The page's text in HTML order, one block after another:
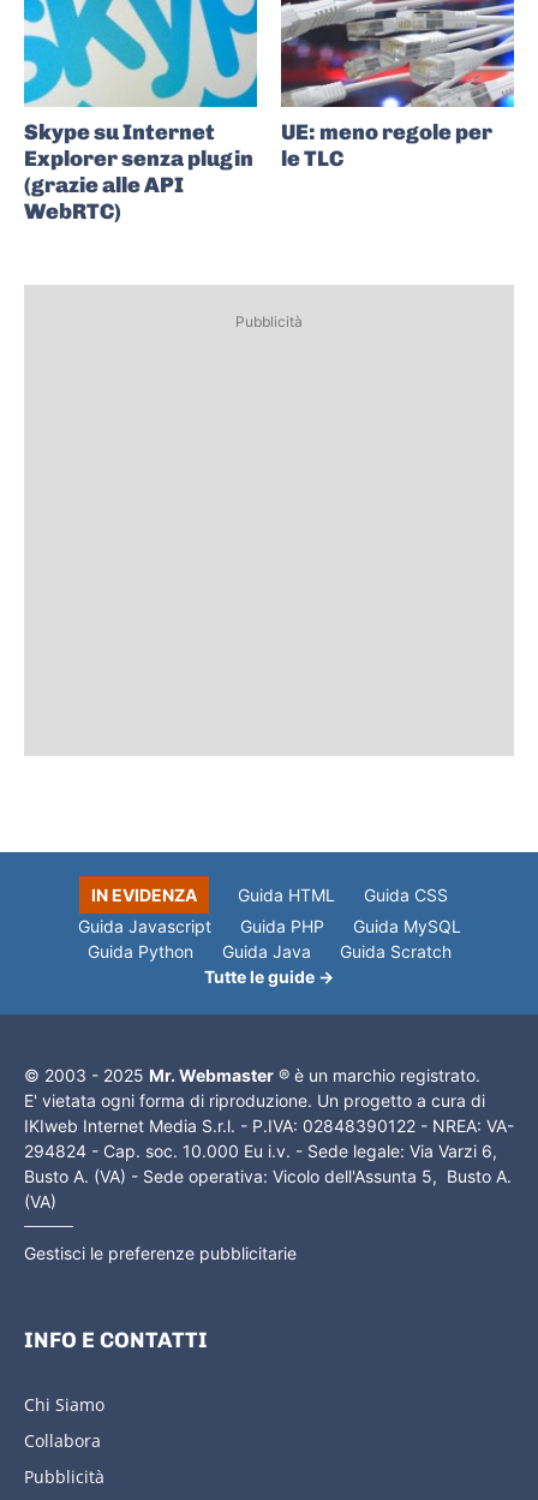
Skype su Internet
Explorer senza plugin
(grazie alle API
WebRTC)
UE: meno regole per
le TLC
Pubblicità
IN EVIDENZA Guida HTML
Guida CSS
Guida Javascript
Guida PHP
Guida MySQL
Guida Python
Guida Java
Guida Scratch
Tutte le guide →
© 2003 - 2025 Mr. Webmaster ® è un marchio registrato.
E' vietata ogni forma di riproduzione. Un progetto a cura di
IKIweb Internet Media S.r.l. - P.IVA: 02848390122 - NREA: VA-
294824 - Cap. soc. 10.000 Eu i.v. - Sede legale: Via Varzi 6,
Busto A. (VA) - Sede operativa: Vicolo dell'Assunta 5, Busto A.
(VA)
Gestisci le preferenze pubblicitarie
INFO E CONTATTI
Chi Siamo
Collabora
Pubblicità